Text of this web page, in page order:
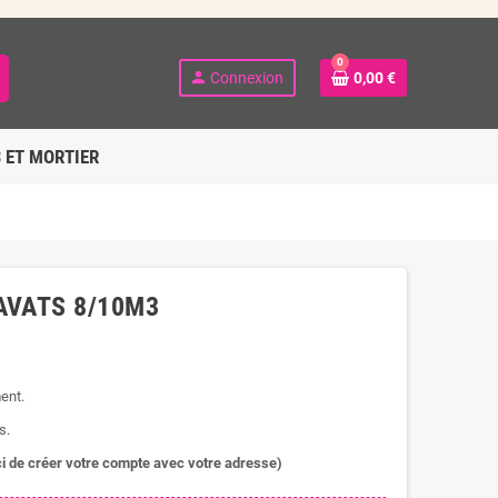
person Connexion
0
0,00 €
ET MORTIER
8/10M3
créer votre compte avec votre adresse)